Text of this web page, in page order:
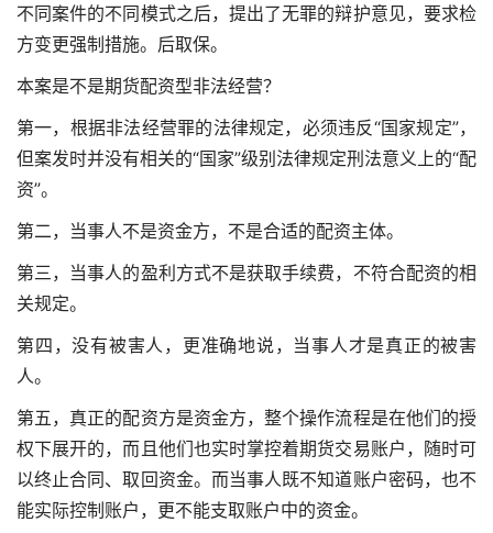
不同案件的不同模式之后，提出了无罪的辩护意见，要求检
方变更强制措施。后取保。
本案是不是期货配资型非法经营？
第一，根据非法经营罪的法律规定，必须违反“国家规定”，
但案发时并没有相关的“国家”级别法律规定刑法意义上的“配
资”。
第二，当事人不是资金方，不是合适的配资主体。
第三，当事人的盈利方式不是获取手续费，不符合配资的相
关规定。
第四，没有被害人，更准确地说，当事人才是真正的被害
人。
第五，真正的配资方是资金方，整个操作流程是在他们的授
权下展开的，而且他们也实时掌控着期货交易账户，随时可
以终止合同、取回资金。而当事人既不知道账户密码，也不
能实际控制账户，更不能支取账户中的资金。